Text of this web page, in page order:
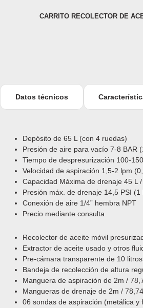
CARRITO RECOLECTOR DE
Datos técnicos
Depósito de 65 L (con 4 ruedas)
Presión de aire para vacío 7-8 BAR
Tiempo de despresurización 100-
Velocidad de aspiración 1,5-2 lpm
Capacidad Máxima de drenaje 45 L /
Presión máx. de drenaje 14,5 PSI (1
Conexión de aire 1/4” hembra NPT
Precio mediante consulta
Recolector de aceite móvil
Extractor de aceite usado y otros
Pre-cámara transparente de 10 litros
Bandeja de recolección de altura
Manguera de aspiración de 2m /
Mangueras de drenaje de 2m /
06 sondas de aspiración (metálica y